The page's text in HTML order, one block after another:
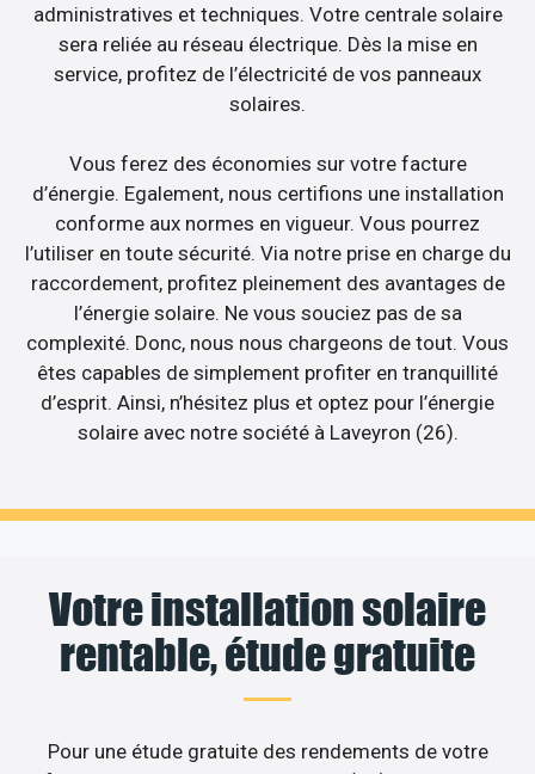
administratives et techniques. Votre centrale solaire
sera reliée au réseau électrique. Dès la mise en
service, profitez de l’électricité de vos panneaux
solaires.
Vous ferez des économies sur votre facture
d’énergie. Egalement, nous certifions une installation
conforme aux normes en vigueur. Vous pourrez
l’utiliser en toute sécurité. Via notre prise en charge du
raccordement, profitez pleinement des avantages de
l’énergie solaire. Ne vous souciez pas de sa
complexité. Donc, nous nous chargeons de tout. Vous
êtes capables de simplement profiter en tranquillité
d’esprit. Ainsi, n’hésitez plus et optez pour l’énergie
solaire avec notre société à Laveyron (26).
Votre installation solaire
rentable, étude gratuite
Pour une étude gratuite des rendements de votre